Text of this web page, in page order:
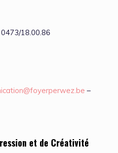
18.00.86
–
et de Créativité